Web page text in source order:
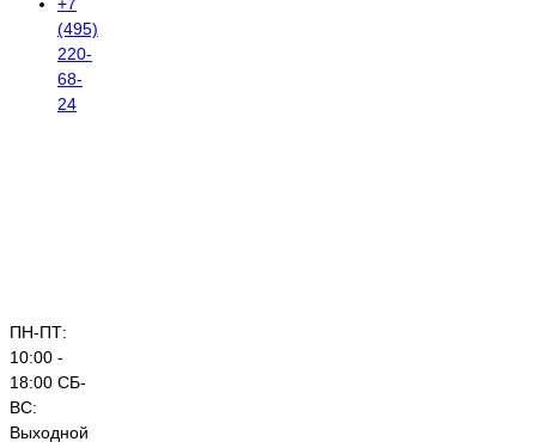
(495)
220-
68-
24
ПН-ПТ:
10:00 -
18:00 СБ-
ВС:
Выходной